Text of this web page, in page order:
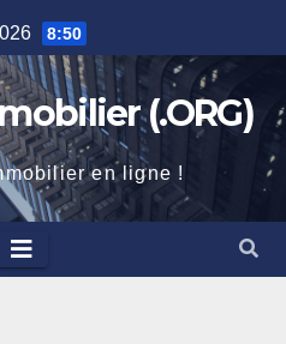
8:50
(.ORG)
en ligne !